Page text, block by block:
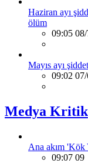
Haziran ayı
ölüm
09:05
Mayıs ayı
09:02
Medya Kritik
Ana akım 'Kök
09:07 09